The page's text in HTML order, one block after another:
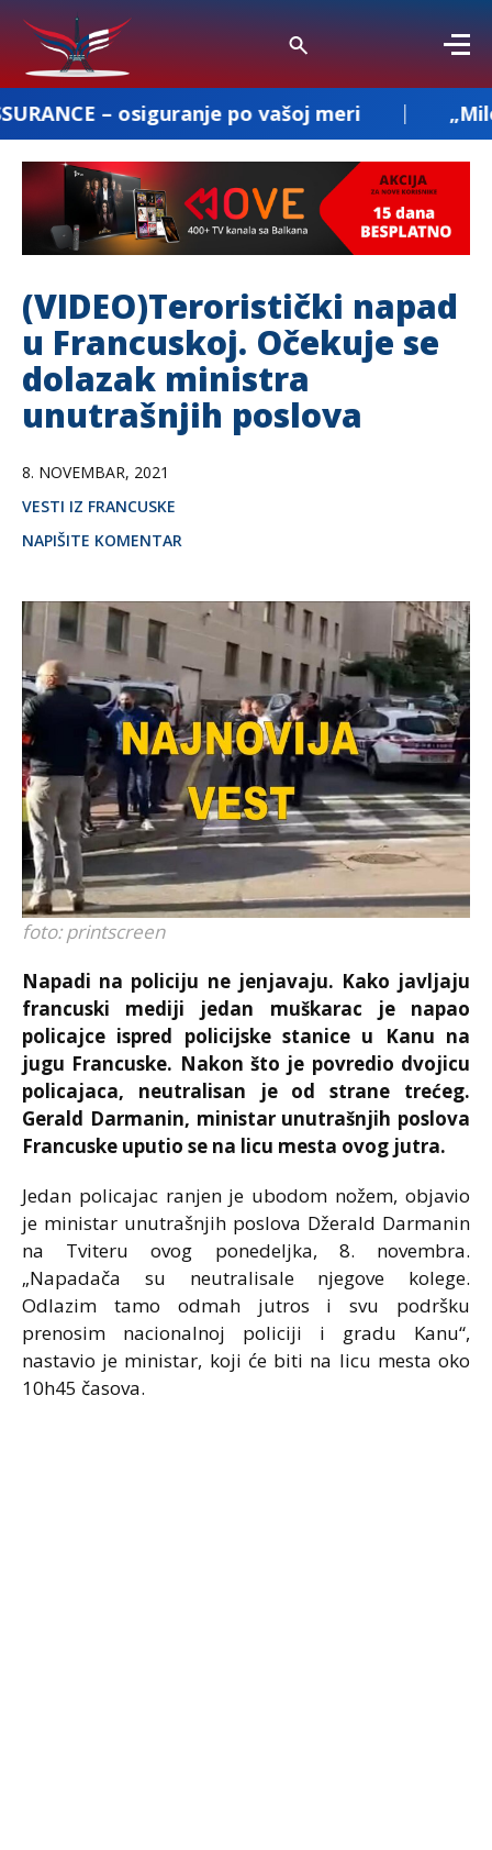
osiguranje po vašoj meri „Milenkovic
(VIDEO)Teroristički napad
u Francuskoj. Očekuje se
dolazak ministra
unutrašnjih poslova
8. NOVEMBAR, 2021
VESTI IZ FRANCUSKE
NAPIŠITE KOMENTAR
foto: printscreen
Napadi na policiju ne jenjavaju. Kako javljaju
francuski mediji jedan muškarac je napao
policajce ispred policijske stanice u Kanu na
jugu Francuske. Nakon što je povredio dvojicu
policajaca, neutralisan je od strane trećeg.
Gerald Darmanin, ministar unutrašnjih poslova
Francuske uputio se na licu mesta ovog jutra.
Jedan policajac ranjen je ubodom nožem, objavio
je ministar unutrašnjih poslova Džerald Darmanin
na Tviteru ovog ponedeljka, 8. novembra.
„Napadača su neutralisale njegove kolege.
Odlazim tamo odmah jutros i svu podršku
prenosim nacionalnoj policiji i gradu Kanu“,
nastavio je ministar, koji će biti na licu mesta oko
10h45 časova.